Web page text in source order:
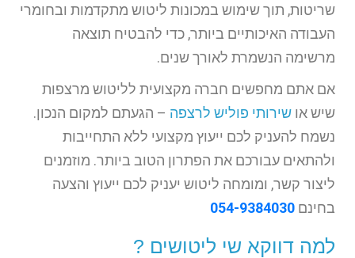
שריטות, תוך שימוש במכונות ליטוש מתקדמות ובחומרי
העבודה האיכותיים ביותר, כדי להבטיח תוצאה
מרשימה הנשמרת לאורך שנים.
אם אתם מחפשים חברה מקצועית לליטוש מרצפות
שיש או שירותי פוליש לרצפה – הגעתם למקום הנכון.
נשמח להעניק לכם ייעוץ מקצועי ללא התחייבות
ולהתאים עבורכם את הפתרון הטוב ביותר. מוזמנים
ליצור קשר, ומומחה ליטוש יעניק לכם ייעוץ והצעה
בחינם 054-9384030
למה דווקא שי ליטושים ?